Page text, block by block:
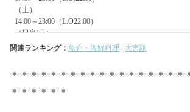
関連ランキング：魚介・海鮮料理 | 大宮駅
＊＊＊＊＊＊＊＊＊＊＊＊＊＊＊＊＊＊
＊＊＊＊＊＊